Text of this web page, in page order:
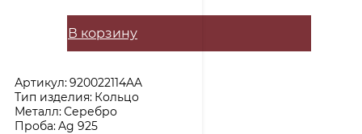
В корзину
Артикул:920022114AA
Тип изделия: Кольцо
Металл:Серебро
Проба:Ag 925